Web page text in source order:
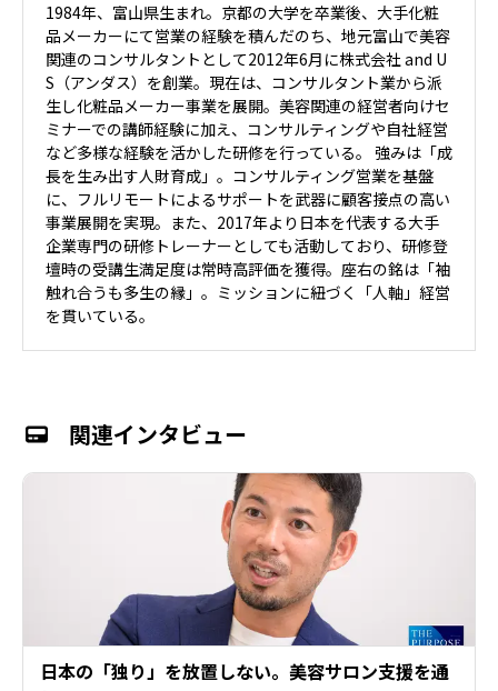
1984年、富山県生まれ。京都の大学を卒業後、大手化粧
品メーカーにて営業の経験を積んだのち、地元富山で美容
関連のコンサルタントとして2012年6月に株式会社 and U
S（アンダス）を創業。現在は、コンサルタント業から派
生し化粧品メーカー事業を展開。美容関連の経営者向けセ
ミナーでの講師経験に加え、コンサルティングや自社経営
など多様な経験を活かした研修を行っている。 強みは「成
長を生み出す人財育成」。コンサルティング営業を基盤
に、フルリモートによるサポートを武器に顧客接点の高い
事業展開を実現。また、2017年より日本を代表する大手
企業専門の研修トレーナーとしても活動しており、研修登
壇時の受講生満足度は常時高評価を獲得。座右の銘は「袖
触れ合うも多生の縁」。ミッションに紐づく「人軸」経営
を貫いている。
関連インタビュー
日本の「独り」を放置しない。美容サロン支援を通